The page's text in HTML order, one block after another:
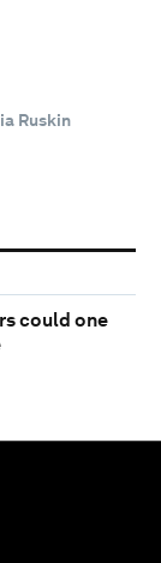
Ruskin
could one